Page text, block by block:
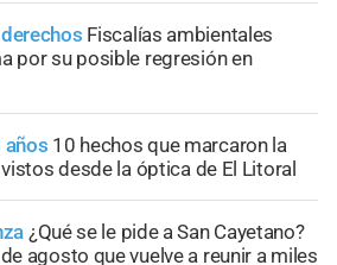
Fiscalías ambientales
por su posible regresión en
años 10 hechos que marcaron la
desde la óptica de El Litoral
¿Qué se le pide a San Cayetano?
agosto que vuelve a reunir a miles